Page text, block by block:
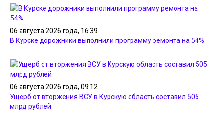
06 августа 2026 года, 16:39
В Курске дорожники выполнили программу ремонта на 54%
06 августа 2026 года, 09:12
Ущерб от вторжения ВСУ в Курскую область составил 505
млрд рублей